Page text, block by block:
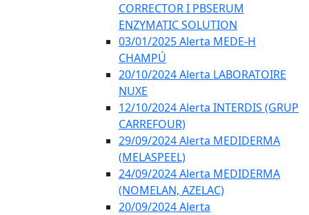
CORRECTOR I PBSERUM
ENZYMATIC SOLUTION
03/01/2025 Alerta MEDE-H
CHAMPÚ
20/10/2024 Alerta LABORATOIRE
NUXE
12/10/2024 Alerta INTERDIS (GRUP
CARREFOUR)
29/09/2024 Alerta MEDIDERMA
(MELASPEEL)
24/09/2024 Alerta MEDIDERMA
(NOMELAN, AZELAC)
20/09/2024 Alerta